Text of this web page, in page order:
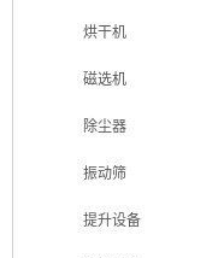
烘干机
磁选机
除尘器
振动筛
提升设备